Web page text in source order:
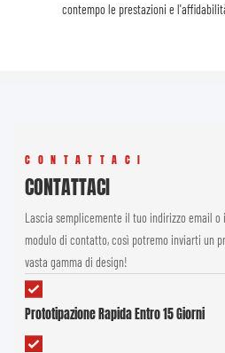
contempo le prestazioni e
CONTATTACI
CONTATTACI
Lascia semplicemente il tuo indirizzo email
modulo di contatto, così potremo inviarti un
vasta gamma di design!
Prototipazione Rapida Entro 15 Giorni